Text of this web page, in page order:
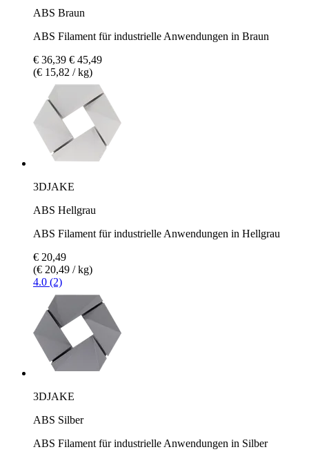
ABS Braun
ABS Filament für industrielle Anwendungen in Braun
€ 36,39 € 45,49
(€ 15,82 / kg)
3DJAKE
ABS Hellgrau
ABS Filament für industrielle Anwendungen in Hellgrau
€ 20,49
(€ 20,49 / kg)
4.0 (2)
3DJAKE
ABS Silber
ABS Filament für industrielle Anwendungen in Silber